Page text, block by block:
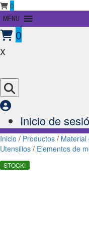
0
Primary
Menu
MENU
0
x
Inicio de
Inicio / Productos / Material
Utensilios / Elementos de
STOCK!